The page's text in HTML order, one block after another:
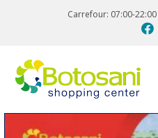
Carrefour: 07:00-